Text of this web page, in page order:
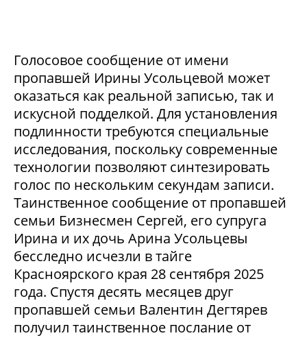
Голосовое сообщение от имени
пропавшей Ирины Усольцевой может
оказаться как реальной записью, так и
искусной подделкой. Для установления
подлинности требуются специальные
исследования, поскольку современные
технологии позволяют синтезировать
голос по нескольким секундам записи.
Таинственное сообщение от пропавшей
семьи Бизнесмен Сергей, его супруга
Ирина и их дочь Арина Усольцевы
бесследно исчезли в тайге
Красноярского края 28 сентября 2025
года. Спустя десять месяцев друг
пропавшей семьи Валентин Дегтярев
получил таинственное послание от